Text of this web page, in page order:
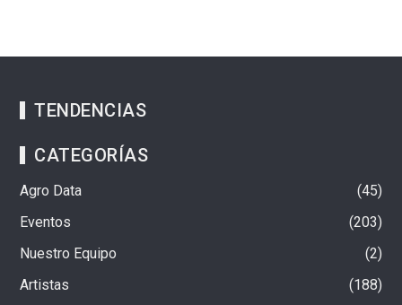
TENDENCIAS
CATEGORÍAS
Agro Data
45
Eventos
203
Nuestro Equipo
2
Artistas
188